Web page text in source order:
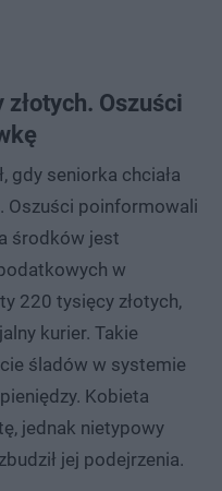
Oszuści
gdy seniorka chciała
Oszuści poinformowali
środków jest
w
220 tysięcy złotych,
kurier. Takie
śladów w systemie
Kobieta
jednak nietypowy
jej podejrzenia.